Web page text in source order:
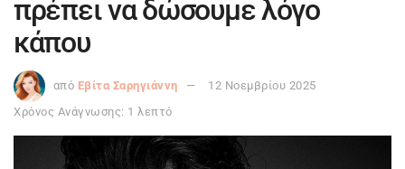
πρέπει να δώσουμε λόγο
κάπου
από Εβίτα Σαρηγιάννη
12 Νοεμβρίου 2025
Χρόνος Ανάγνωσης: 1 λεπτό